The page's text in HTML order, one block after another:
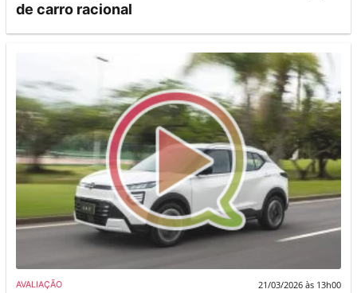
de carro racional
AVALIAÇÃO 21/03/2026 às 13h00